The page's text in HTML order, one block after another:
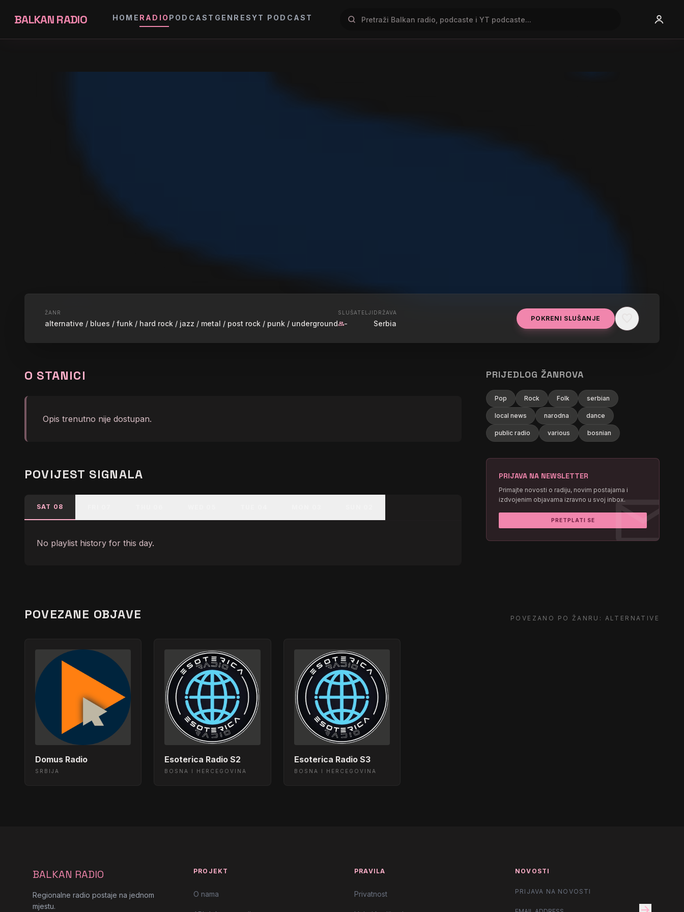
BALKAN RADIO HOME RADIO PODCAST GENRESYT PODCAST
UŽIVO
ŽANR
alternative / blues / funk / hard rock / jazz / metal / post rock / punk / underground
SLUŠATELJI
group-
DRŽAVA
Serbia
POKRENI SLUŠANJE
O STANICI
Opis trenutno nije dostupan.
POVIJEST SIGNALA
SAT 08
No playlist history for this day.
PRIJEDLOG ŽANROVA
Pop Rock Folk serbian
local news narodna dance
public radio various bosnian
mail
PRIJAVA NA NEWSLETTER
Primajte novosti o radiju, novim postajama i
izdvojenim objavama izravno u svoj inbox.
PRETPLATI SE
POVEZANE OBJAVE POVEZANO PO ŽANRU: ALTERNATIVE
Domus Radio
SRBIJA
Esoterica Radio S2
BOSNA I HERCEGOVINA
Esoterica Radio S3
BOSNA I HERCEGOVINA
BALKAN RADIO
Regionalne radio postaje na jednom
mjestu.
PROJEKT
O nama
PRAVILA
Privatnost
NOVOSTI
PRIJAVA NA NOVOSTI